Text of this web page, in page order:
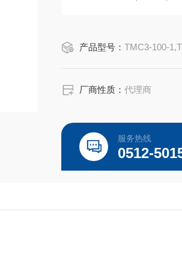
产品型号：TMC3-100-
厂商性质：代理商
服务热线
0512-